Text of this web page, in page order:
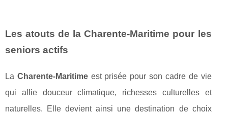
Les atouts de la Charente-Maritime pour les
seniors actifs
La Charente-Maritimeest prisée pour son cadre de vie
qui allie douceur climatique, richesses culturelles et
naturelles. Elle devient ainsi une destination de choix